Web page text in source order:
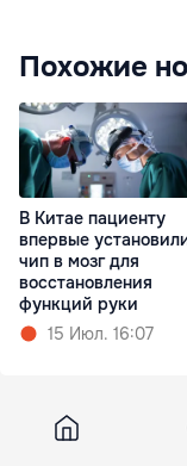
Похожие
В Китае пациенту
впервые
чип в мозг для
восстановления
функций руки
15 Июл. 16:07
Korrespondent